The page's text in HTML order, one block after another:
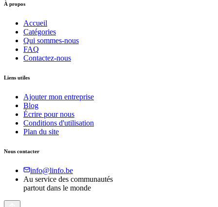
À propos
Accueil
Catégories
Qui sommes-nous
FAQ
Contactez-nous
Liens utiles
Ajouter mon entreprise
Blog
Écrire pour nous
Conditions d'utilisation
Plan du site
Nous contacter
info@linfo.be
Au service des communautés
partout dans le monde